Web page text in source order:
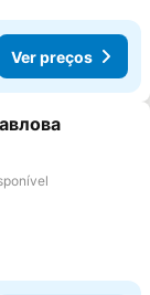
Ver preços
favoritos